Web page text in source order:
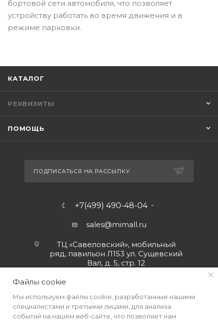
бортовой сети автомобиля, что позволяет
устройству работать во время движения и в
режиме парковки.
КАТАЛОГ
РЕКВИЗИТЫ
ПОМОЩЬ
ПОДПИСАТЬСЯ НА РАССЫЛКУ
+7(499) 490-48-04
sales@mimall.ru
ТЦ «Савеловский», мобильный
ряд, павильон Л153 ул. Сущевский
Вал, д. 5, стр. 12
Файлы cookie
Мы используем файлы cookie, разработанные нашими
специалистами и третьими лицами, для анализа
событий на нашем веб-сайте, что позволяет нам